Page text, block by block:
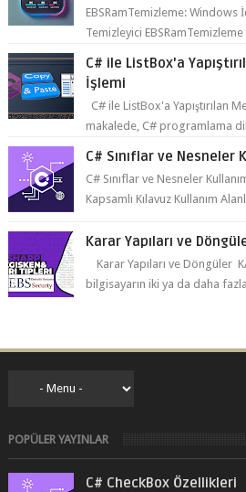
EBSRamTemizleme: Windows
Temizleyici
C# ile ListBox'a
İşlemi
C# ile ListBox'a Yapıştırılan
makalede, C# programlama
C# Sınıflar ve Nesneler
C# Sınıflar ve Nesneler
Kapsamlı Kılavuz Kullanım
Karar Yapıları ve
Karar Yapıları ve Döngüler
bilgisayarın iki ya da daha
POPÜLER YAYINLAR
C# CheckBox Özellikleri